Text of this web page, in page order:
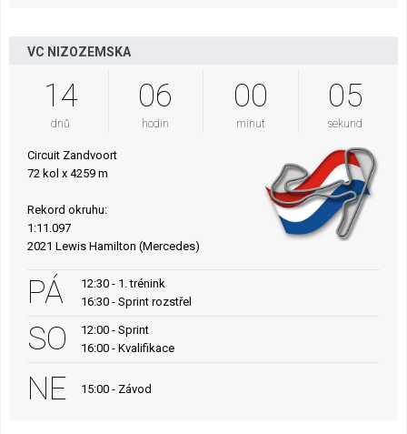
VC NIZOZEMSKA
14
dnů
06
hodin
00
minut
04
sekund
Circuit Zandvoort
72 kol x 4259 m
Rekord okruhu:
1:11.097
2021 Lewis Hamilton (Mercedes)
PÁ
12:30 - 1. trénink
16:30 - Sprint rozstřel
SO
12:00 - Sprint
16:00 - Kvalifikace
NE 15:00 - Závod